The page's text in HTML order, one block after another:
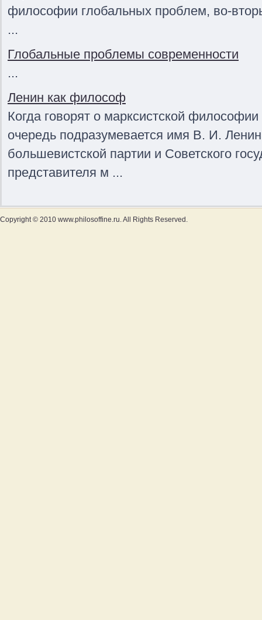
философии глобальных проблем, во-
...
Глобальные проблемы современности
...
Ленин как философ
Когда говорят о марксистской
очередь подразумевается имя В. И.
большевистской партии и Советского
представителя м ...
Copyright © 2010 www.philosoffine.ru. All Rights Reserved.